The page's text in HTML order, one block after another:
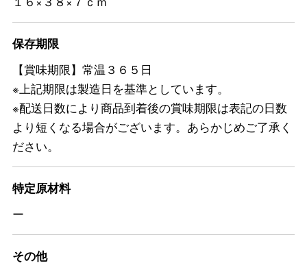
保存期限
【賞味期限】常温３６５日
※上記期限は製造日を基準としています。
※配送日数により商品到着後の賞味期限は表記の日数
より短くなる場合がございます。あらかじめご了承く
ださい。
特定原材料
ー
その他